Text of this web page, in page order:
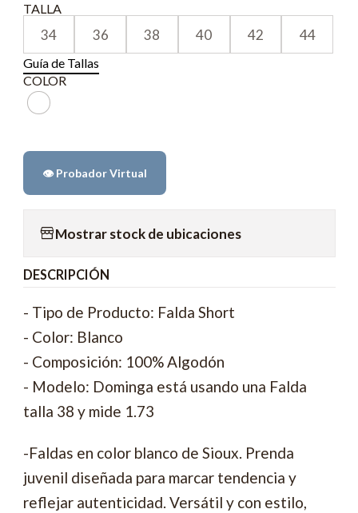
TALLA
34 36 38 40 42 44
Guía de Tallas
COLOR
👁️ Probador Virtual
Mostrar stock de ubicaciones
DESCRIPCIÓN
- Tipo de Producto: Falda Short
- Color: Blanco
- Composición: 100% Algodón
- Modelo: Dominga está usando una Falda
talla 38 y mide 1.73
-Faldas en color blanco de Sioux. Prenda
juvenil diseñada para marcar tendencia y
reflejar autenticidad. Versátil y con estilo,